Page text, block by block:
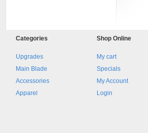
Blocchetto 161084 Ossidato
Categories
Upgrades
Main Blade
Accessories
Apparel
Shop Online
My cart
Specials
My Account
Login